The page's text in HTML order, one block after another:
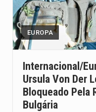
EUROPA
Internacional/
Ursula Von Der
Bloqueado Pela
Bulgária